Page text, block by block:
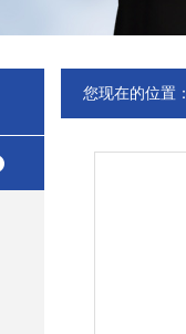
您现在的位置：